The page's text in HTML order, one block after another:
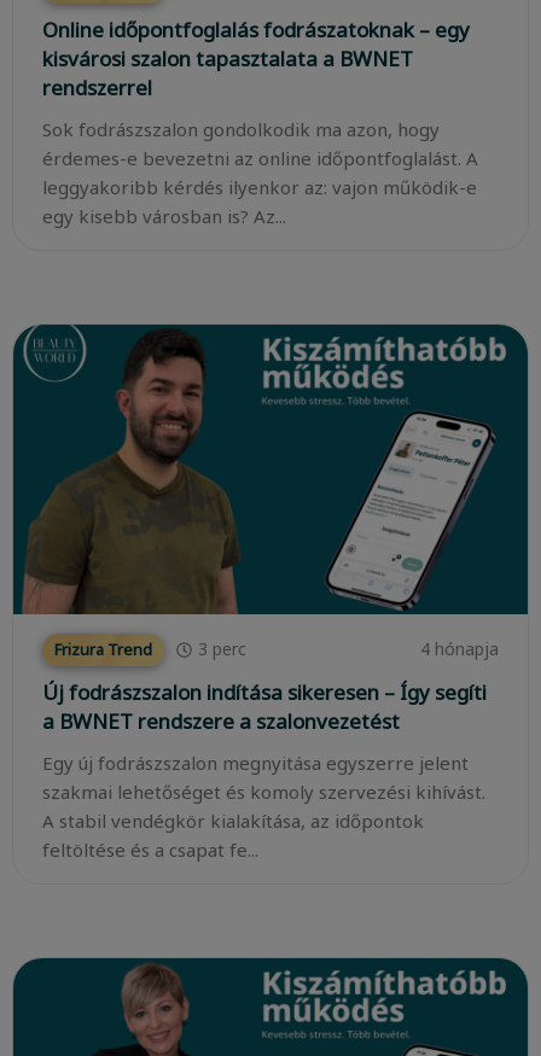
Online időpontfoglalás fodrászatoknak – egy
kisvárosi szalon tapasztalata a BWNET
rendszerrel
Sok fodrászszalon gondolkodik ma azon, hogy
érdemes-e bevezetni az online időpontfoglalást. A
leggyakoribb kérdés ilyenkor az: vajon működik-e
egy kisebb városban is? Az...
Frizura Trend 3 perc 4 hónapja
Új fodrászszalon indítása sikeresen – Így segíti
a BWNET rendszere a szalonvezetést
Egy új fodrászszalon megnyitása egyszerre jelent
szakmai lehetőséget és komoly szervezési kihívást.
A stabil vendégkör kialakítása, az időpontok
feltöltése és a csapat fe...